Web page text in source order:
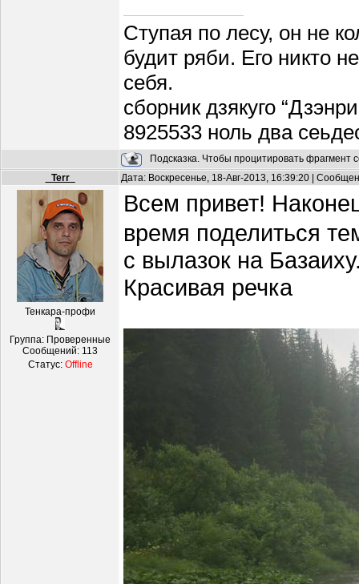
Ступая по лесу, он не
будит ряби. Его никто
себя.
сборник дзякуго
8925533 ноль два
Подсказка. Чтобы процитировать фрагмент
_Terr_
Дата: Воскресенье, 18-Авг-2013, 16:39:20 |
Тенкара-профи
Группа: Проверенные
Сообщений: 113
Статус: Offline
Всем привет!
время поделиться
с вылазок на
Красивая речка